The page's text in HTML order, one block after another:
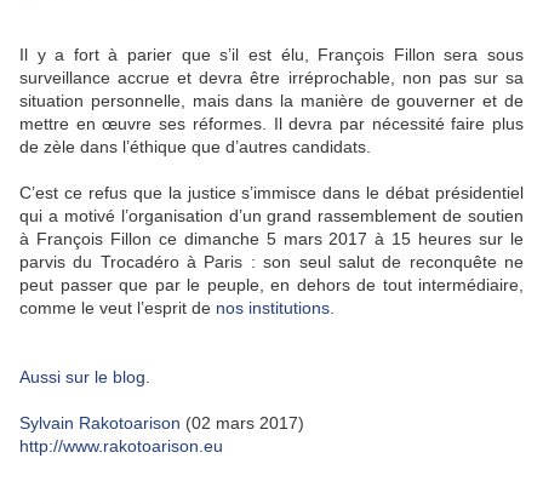
Il y a fort à parier que s’il est élu, François Fillon sera sous
surveillance accrue et devra être irréprochable, non pas sur sa
situation personnelle, mais dans la manière de gouverner et de
mettre en œuvre ses réformes. Il devra par nécessité faire plus
de zèle dans l’éthique que d’autres candidats.
C’est ce refus que la justice s’immisce dans le débat présidentiel
qui a motivé l’organisation d’un grand rassemblement de soutien
à François Fillon ce dimanche 5 mars 2017 à 15 heures sur le
parvis du Trocadéro à Paris : son seul salut de reconquête ne
peut passer que par le peuple, en dehors de tout intermédiaire,
comme le veut l’esprit de nos institutions
Aussi sur le blog.
Sylvain Rakotoarison (02 mars 2017)
http://www.rakotoarison.eu